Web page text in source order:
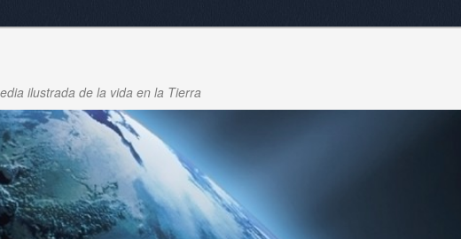
ilustrada de la vida en la Tierra